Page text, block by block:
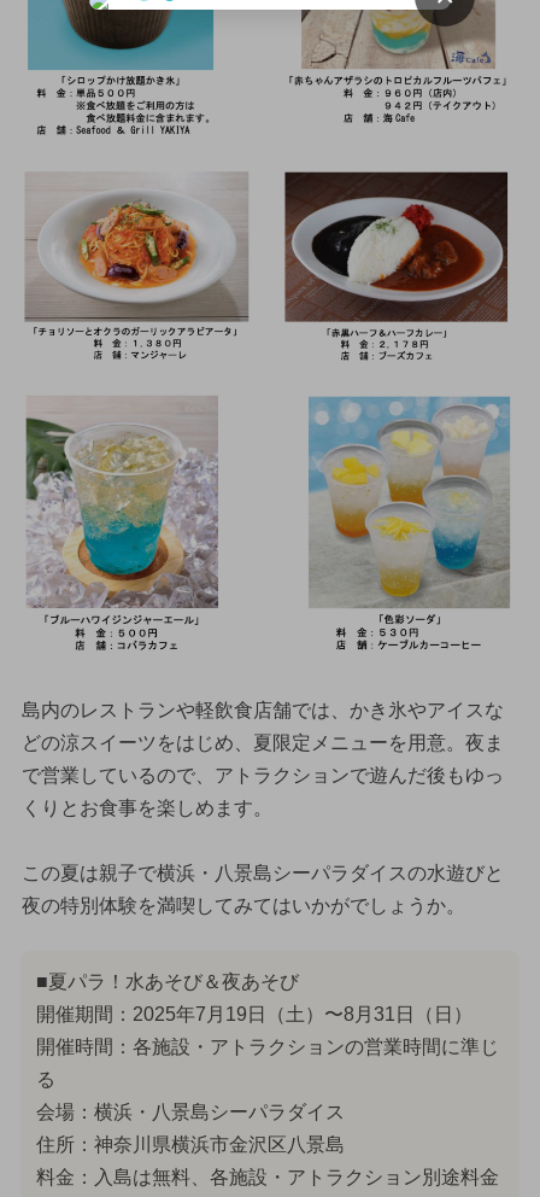
島内のレストランや軽飲食店舗では、かき氷やアイスな
どの涼スイーツをはじめ、夏限定メニューを用意。夜ま
で営業しているので、アトラクションで遊んだ後もゆっ
くりとお食事を楽しめます。
この夏は親子で横浜・八景島シーパラダイスの水遊びと
夜の特別体験を満喫してみてはいかがでしょうか。
■夏パラ！水あそび＆夜あそび
開催期間：2025年7月19日（土）〜8月31日（日）
開催時間：各施設・アトラクションの営業時間に準じ
る
会場：横浜・八景島シーパラダイス
住所：神奈川県横浜市金沢区八景島
料金：入島は無料、各施設・アトラクション別途料金